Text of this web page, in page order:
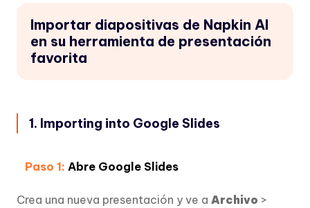
Importar diapositivas de Napkin AI
en su herramienta de presentación
favorita
1. Importing into Google Slides
Paso 1: Abre Google Slides
Crea una nueva presentación y ve a Archivo >